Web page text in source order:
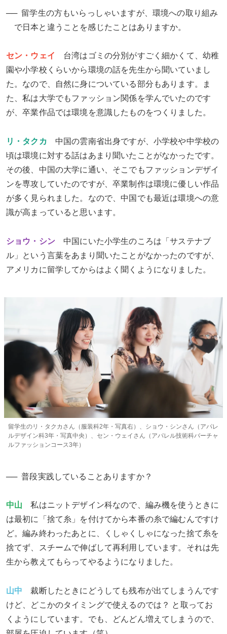
留学生の方もいらっしゃいますが、環境への取り組み
で日本と違うことを感じたことはありますか。
セン・ウェイ
台湾はゴミの分別がすごく細かくて、幼稚
園や小学校くらいから環境の話を先生から聞いていまし
た。なので、自然に身についている部分もあります。ま
た、私は大学でもファッション関係を学んでいたのです
が、卒業作品では環境を意識したものをつくりました。
リ・タクカ 中国の雲南省出身ですが、小学校や中学校の
頃は環境に対する話はあまり聞いたことがなかったです。
その後、中国の大学に通い、そこでもファッションデザイ
ンを専攻していたのですが、卒業制作は環境に優しい作品
が多く見られました。なので、中国でも最近は環境への意
識が高まっていると思います。
ショウ・シン中国にいた小学生のころは「サステナブ
ル」という言葉をあまり聞いたことがなかったのですが、
アメリカに留学してからはよく聞くようになりました。
留学生のリ・タクカさん（服装科2年・写真右）、ショウ・シンさん（アパレ
ルデザイン科3年・写真中央）、セン・ウェイさん（アパレル技術科バーチャ
ルファッションコース3年）
普段実践していることありますか？
中山 私はニットデザイン科なので、編み機を使うときに
は最初に「捨て糸」を付けてから本番の糸で編むんですけ
ど。編み終わったあとに、くしゃくしゃになった捨て糸を
捨てず、スチームで伸ばして再利用しています。それは先
生から教えてもらってやるようになりました。
山中 裁断したときにどうしても残布が出てしまうんです
けど、どこかのタイミングで使えるのでは？ と取ってお
くようにしています。でも、どんどん増えてしまうので、